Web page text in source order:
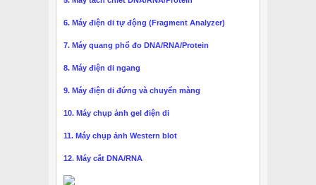
6. Máy điện di tự động (Fragment Analyzer)
7. Máy quang phổ đo DNA/RNA/Protein
8. Máy điện di ngang
9. Máy điện di đứng và chuyển màng
10. Máy chụp ảnh gel điện di
11. Máy chụp ảnh Western blot
12. Máy cắt DNA/RNA